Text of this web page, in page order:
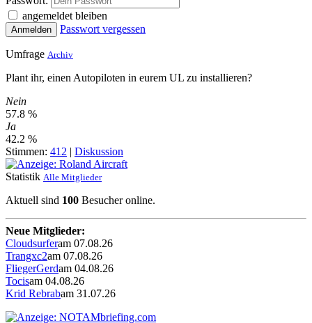
angemeldet bleiben
Anmelden Passwort vergessen
Umfrage Archiv
Plant ihr, einen Autopiloten in eurem UL zu installieren?
Nein
57.8 %
Ja
42.2 %
Stimmen: 412 | Diskussion
Statistik Alle Mitglieder
Aktuell sind 100 Besucher online.
Neue Mitglieder:
Cloudsurferam 07.08.26
Trangxc2am 07.08.26
FliegerGerdam 04.08.26
Tocisam 04.08.26
Krid Rebrabam 31.07.26